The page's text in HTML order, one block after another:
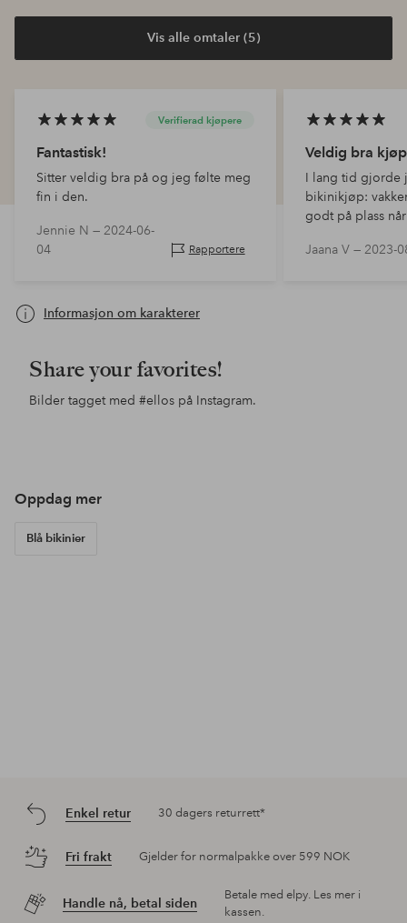
Vis alle omtaler (5)
Verifierad kjøpere
Fantastisk!
Sitter veldig bra på og jeg følte meg
fin i den.
Jennie N — 2024-06-
04
Rapportere
Veldig bra kjøp
I lang tid gjorde
bikinikjøp:
godt på plass
Jaana V — 2023-
Informasjon om karakterer
Share your favorites!
Bilder tagget med #ellos på Instagram.
Oppdag mer
Blå bikinier
Enkel retur 30 dagers returrett*
Fri frakt Gjelder for normalpakke over 599 NOK
Handle nå, betal siden
Betale med elpy. Les mer i
kassen.